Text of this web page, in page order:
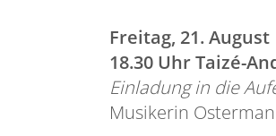
Freitag, 21. August
18.30 Uhr Taizé-
Einladung in die
Musikerin